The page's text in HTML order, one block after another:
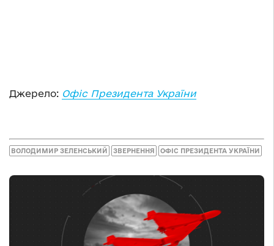
Джерело: Офіс Президента України
ВОЛОДИМИР ЗЕЛЕНСЬКИЙ ЗВЕРНЕННЯ ОФІС ПРЕЗИДЕНТА УКРАЇНИ